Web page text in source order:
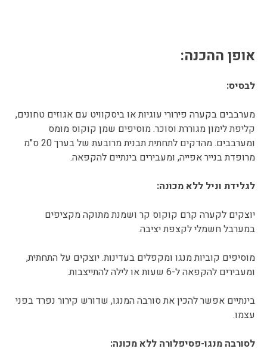
אופן ההכנה:
לבסיס:
מערבבים בקערה פירורי עוגיות או ביסקוויט עם אגוזים טחונים,
קליפת לימון מגוררת וסוכר. מוסיפים שמן קוקוס מומס
ומערבבים. מהדקים לתחתית תבנית מרובעת של בערך 20 ס"מ
מרופדת בנייר אפייה, ומעבירים בינתיים להקפאה.
לגלידת וניל ללא מכונה:
יוצקים לקערה קרם קוקוס קר ושמנת מתוקה מקציפים
במערבל חשמלי לקצפת יציבה.
מוסיפים קוביות מנגו ומקפלים בעדינות. יוצקים על התחתית,
ומעבירים להקפאה ל-6 שעות או לילה להתייצבות.
בינתיים אפשר להכין את סורבה המנגו, שדורש קירור נפרד בפני
עצמו.
לסורבה מנגו-פסיפלורה ללא מכונה: